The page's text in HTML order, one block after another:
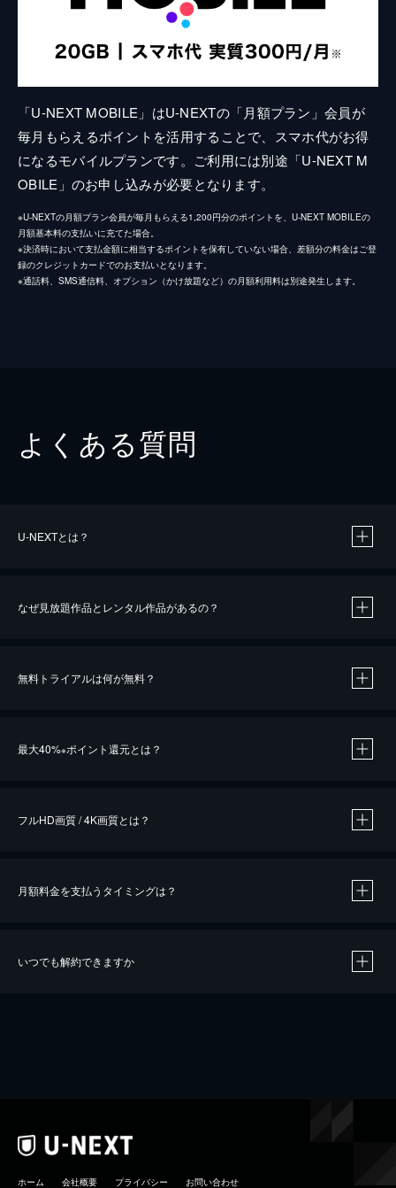
「U-NEXT MOBILE」はU-NEXTの「月額プラン」会員が
毎月もらえるポイントを活用することで、スマホ代がお得
になるモバイルプランです。ご利用には別途「U-NEXT M
OBILE」のお申し込みが必要となります。
※U-NEXTの月額プラン会員が毎月もらえる1,200円分のポイントを、U-NEXT MOBILEの
月額基本料の支払いに充てた場合。
※決済時において支払金額に相当するポイントを保有していない場合、差額分の料金はご登
録のクレジットカードでのお支払いとなります。
※通話料、SMS通信料、オプション（かけ放題など）の月額利用料は別途発生します。
よくある質問
U-NEXTとは？
なぜ見放題作品とレンタル作品があるの？
無料トライアルは何が無料？
最大40%※ポイント還元とは？
※40％ポイント還元の対象は、クレジットカード決済による作品の購入 / レンタルです。
iOSアプリのUコイン決済による作品の購入 / レンタルは、20％のポイント還元です。
フルHD画質 / 4K画質とは？
月額料金を支払うタイミングは？
いつでも解約できますか
ホーム 会社概要 プライバシー お問い合わせ